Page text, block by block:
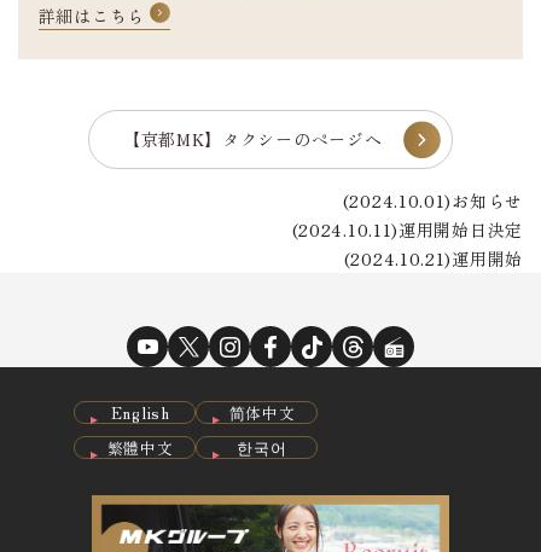
詳細はこちら
【京都MK】タクシーのページへ
(2024.10.01)お知らせ
(2024.10.11)運用開始日決定
(2024.10.21)運用開始
English
简体中文
繁體中文
한국어